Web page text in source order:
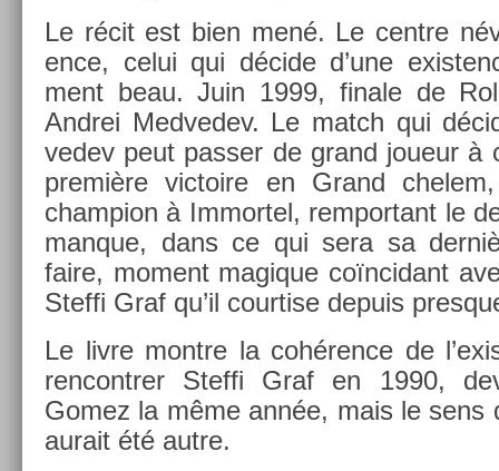
Le récit est bien mené. Le centre
ence, celui qui décide d’une
ment beau. Juin 1999, fin­ale de
An­drei Med­vedev. Le match qui
vedev peut pass­er de grand joueur à
première vic­toire en Grand
champ­ion à Im­mor­tel, re­mpor­tant le
man­que, dans ce qui sera sa
faire, mo­ment magique co­ïncidant
Stef­fi Graf qu’il co­urt­ise de­puis
Le livre montre la cohérence de
re­ncontr­er Stef­fi Graf en 1990,
Gomez la même année, mais le sens
aurait été autre.